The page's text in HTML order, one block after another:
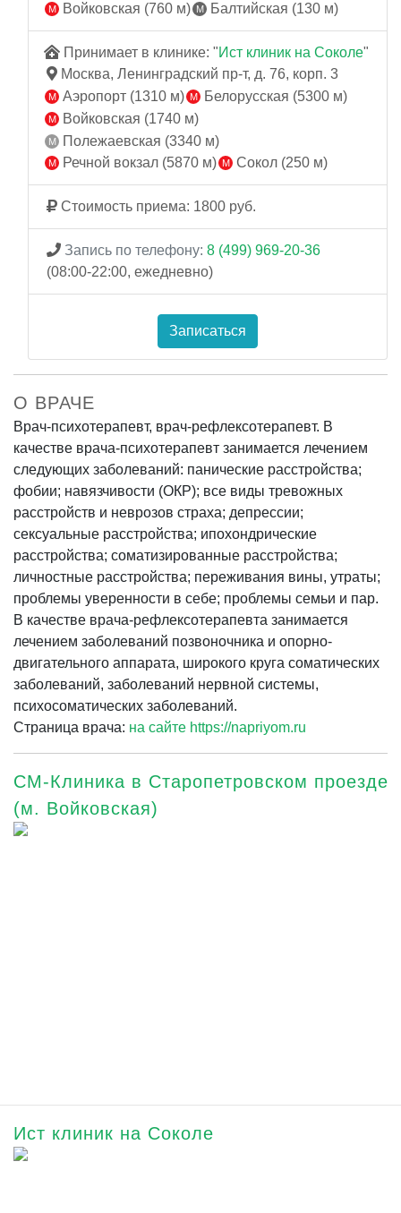
Войковская (760 м)
Балтийская (130 м)
Принимает в клинике: "Ист клиник на Соколе"
Москва, Ленинградский пр-т, д. 76, корп. 3
Аэропорт (1310 м)
Белорусская (5300 м)
Войковская (1740 м)
Полежаевская (3340 м)
Речной вокзал (5870 м)
Сокол (250 м)
Стоимость приема: 1800 руб.
Запись по телефону: 8 (499) 969-20-36
(08:00-22:00, ежедневно)
Записаться
О ВРАЧЕ
Врач-психотерапевт, врач-рефлексотерапевт. В
качестве врача-психотерапевт занимается лечением
следующих заболеваний: панические расстройства;
фобии; навязчивости (ОКР); все виды тревожных
расстройств и неврозов страха; депрессии;
сексуальные расстройства; ипохондрические
расстройства; соматизированные расстройства;
личностные расстройства; переживания вины, утраты;
проблемы уверенности в себе; проблемы семьи и пар.
В качестве врача-рефлексотерапевта занимается
лечением заболеваний позвоночника и опорно-
двигательного аппарата, широкого круга соматических
заболеваний, заболеваний нервной системы,
психосоматических заболеваний.
Страница врача: на сайте https://napriyom.ru
СМ-Клиника в Старопетровском проезде
(м. Войковская)
Ист клиник на Соколе